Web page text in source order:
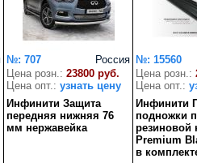
Россия
№: 707
Цена розн.: 23800 руб.
Цена опт.: узнать цену
Инфинити Защита
передняя нижняя 76
мм нержавейка
№: 15560
Цена розн.:
Цена опт.:
Инфинити
подножки
резиновой
Premium
в